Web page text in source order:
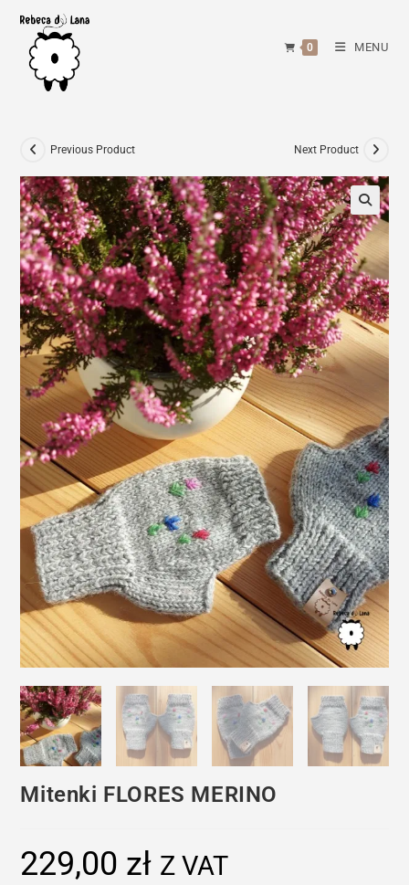
content
0 MENU
Previous Product Next Product
Mitenki FLORES MERINO
229,00 zł Z VAT